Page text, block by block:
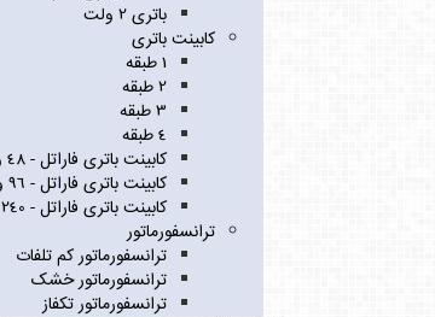
باتری 2 ولت
کابینت باتری
1 طبقه
2 طبقه
3 طبقه
4 طبقه
کابینت باتری فاراتل - 48 ولت
کابینت باتری فاراتل - 96 ولت
کابینت باتری فاراتل - 240 ولت
ترانسفورماتور
ترانسفورماتور کم تلفات
ترانسفورماتور خشک
ترانسفورماتور تکفاز